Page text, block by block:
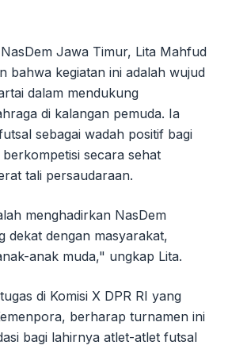
Jawa Timur, Lita Mahfud
bahwa kegiatan ini adalah wujud
dalam mendukung
di kalangan pemuda. Ia
sebagai wadah positif bagi
secara sehat
tali persaudaraan.
menghadirkan NasDem
dekat dengan masyarakat,
anak muda," ungkap Lita.
di Komisi X DPR RI yang
berharap turnamen ini
bagi lahirnya atlet-atlet futsal